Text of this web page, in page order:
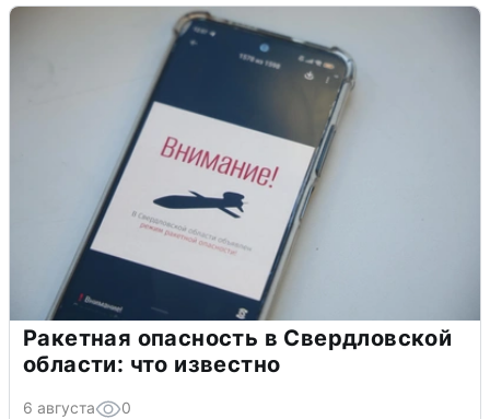
Ракетная опасность в Свердловской
области: что известно
6 августа 0